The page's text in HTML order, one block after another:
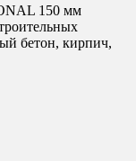
150 мм
бетон, кирпич,